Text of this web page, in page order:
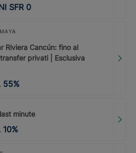
SFR 0
Riviera Cancún: fino al
privati | Esclusiva
55%
minute
10%